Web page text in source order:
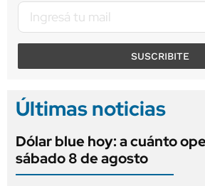
SUSCRIBITE
Últimas noticias
Dólar blue hoy: a cuánto
sábado 8 de agosto